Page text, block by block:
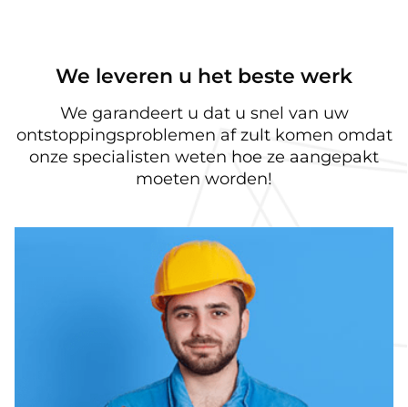
We leveren u het beste werk
We garandeert u dat u snel van uw
ontstoppingsproblemen af zult komen omdat
onze specialisten weten hoe ze aangepakt
moeten worden!